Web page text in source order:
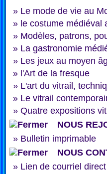
» Le mode de vie au
» le costume médiéval
» Modèles, patrons,
» La gastronomie
» Les jeux au moyen
» l'Art de la fresque
» L'art du vitrail,
» Le vitrail
» Quatre expositions
NOUS
» Bulletin imprimable
NOUS
» Lien de courriel direct